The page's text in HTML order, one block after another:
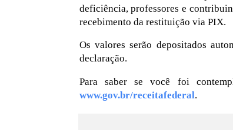
deficiência, professores e
recebimento da restituição via PIX.
Os valores serão depositados
declaração.
Para saber se você foi
www.gov.br/receitafederal.